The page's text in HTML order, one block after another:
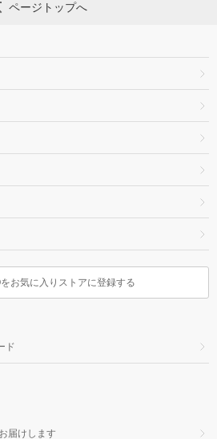
ページトップへ
お気に入りストアに登録する
ド
届けします